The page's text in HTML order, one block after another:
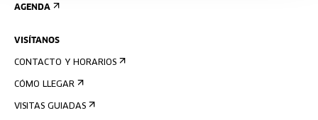
AGENDA
VISÍTANOS
CONTACTO Y HORARIOS
CÓMO LLEGAR
VISITAS GUIADAS